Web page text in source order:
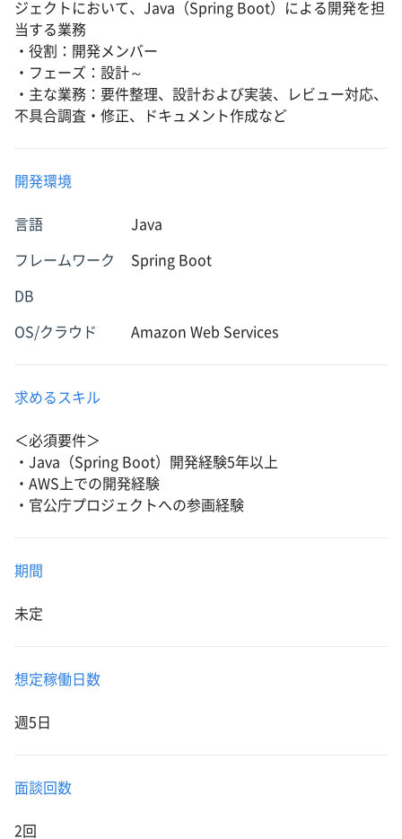
ジェクトにおいて、Java（Spring Boot）による開発を担
当する業務
・役割：開発メンバー
・フェーズ：設計～
・主な業務：要件整理、設計および実装、レビュー対応、
不具合調査・修正、ドキュメント作成など
開発環境
言語 Java
フレームワーク Spring Boot
DB
OS/クラウド Amazon Web Services
求めるスキル
＜必須要件＞
・Java（Spring Boot）開発経験5年以上
・AWS上での開発経験
・官公庁プロジェクトへの参画経験
期間
未定
想定稼働日数
週5日
面談回数
2回